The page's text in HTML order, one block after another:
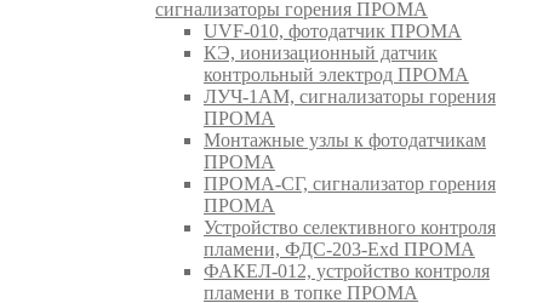
сигнализаторы горения ПРОМА
UVF-010, фотодатчик ПРОМА
КЭ, ионизационный датчик
контрольный электрод ПРОМА
ЛУЧ-1АМ, сигнализаторы горения
ПРОМА
Монтажные узлы к фотодатчикам
ПРОМА
ПРОМА-СГ, сигнализатор горения
ПРОМА
Устройство селективного контроля
пламени, ФДС-203-Exd ПРОМА
ФАКЕЛ-012, устройство контроля
пламени в топке ПРОМА